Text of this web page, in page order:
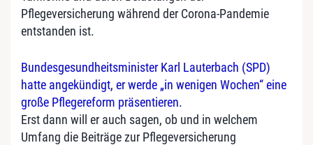
Pflegeversicherung während der Corona-Pandemie
entstanden ist.
Bundesgesundheitsminister Karl Lauterbach (SPD)
hatte angekündigt, er werde „in wenigen Wochen“ eine
große Pflegereform präsentieren.
Erst dann will er auch sagen, ob und in welchem
Umfang die Beiträge zur Pflegeversicherung